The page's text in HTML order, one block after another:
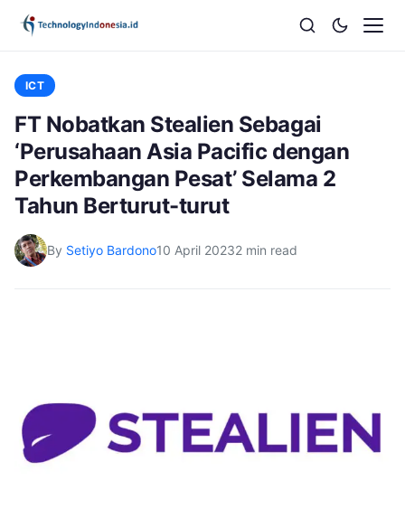
ICT
FT Nobatkan Stealien Sebagai
‘Perusahaan Asia Pacific dengan
Perkembangan Pesat’ Selama 2
Tahun Berturut-turut
By Setiyo Bardono10 April 20232 min read